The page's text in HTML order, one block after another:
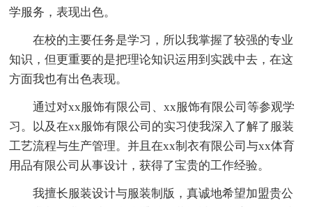
学服务，表现出色。
在校的主要任务是学习，所以我掌握了较强的专业
知识，但更重要的是把理论知识运用到实践中去，在这
方面我也有出色表现。
通过对xx服饰有限公司、xx服饰有限公司等参观学
习。以及在xx服饰有限公司的实习使我深入了解了服装
工艺流程与生产管理。并且在xx制衣有限公司与xx体育
用品有限公司从事设计，获得了宝贵的工作经验。
我擅长服装设计与服装制版，真诚地希望加盟贵公